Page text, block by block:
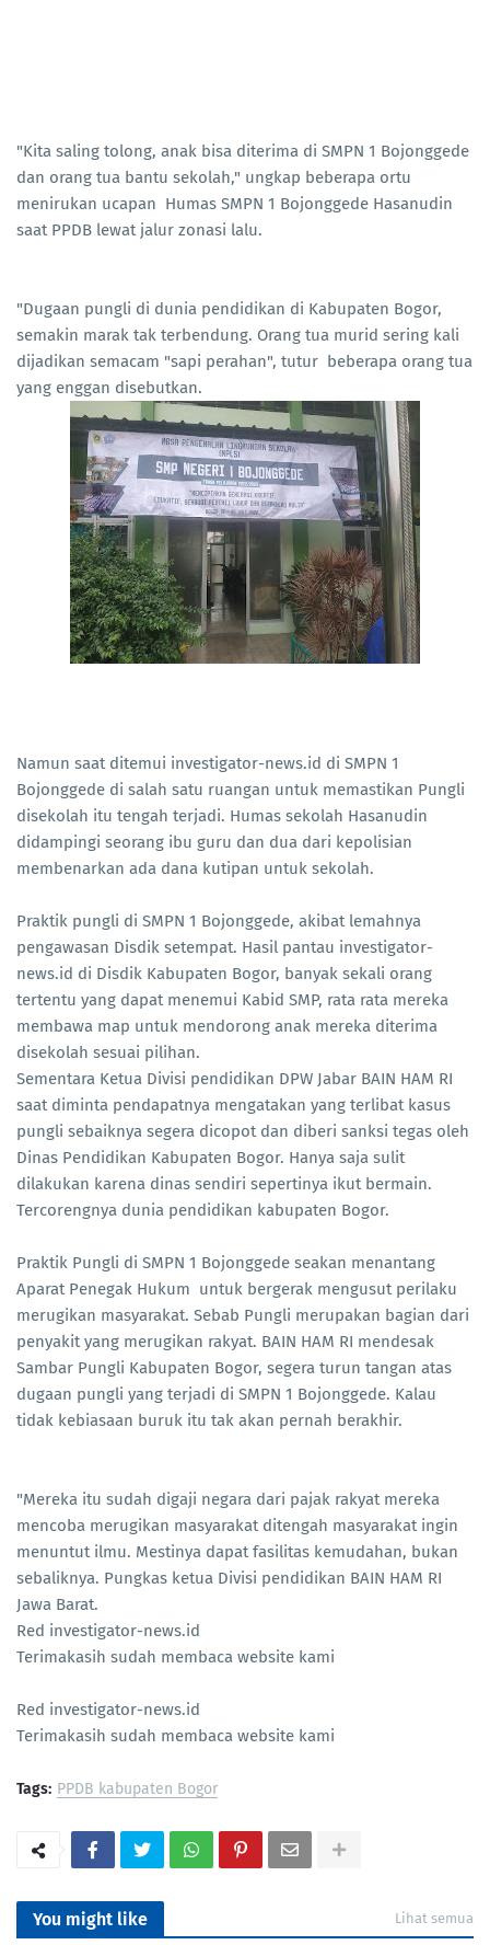
"Kita saling tolong, anak bisa diterima di SMPN 1 Bojonggede
dan orang tua bantu sekolah," ungkap beberapa ortu
menirukan ucapan Humas SMPN 1 Bojonggede Hasanudin
saat PPDB lewat jalur zonasi lalu.
"Dugaan pungli di dunia pendidikan di Kabupaten Bogor,
semakin marak tak terbendung. Orang tua murid sering kali
dijadikan semacam "sapi perahan", tutur beberapa orang tua
yang enggan disebutkan.
Namun saat ditemui investigator-news.id di SMPN 1
Bojonggede di salah satu ruangan untuk memastikan Pungli
disekolah itu tengah terjadi. Humas sekolah Hasanudin
didampingi seorang ibu guru dan dua dari kepolisian
membenarkan ada dana kutipan untuk sekolah.
Praktik pungli di SMPN 1 Bojonggede, akibat lemahnya
pengawasan Disdik setempat. Hasil pantau investigator-
news.id di Disdik Kabupaten Bogor, banyak sekali orang
tertentu yang dapat menemui Kabid SMP, rata rata mereka
membawa map untuk mendorong anak mereka diterima
disekolah sesuai pilihan.
Sementara Ketua Divisi pendidikan DPW Jabar BAIN HAM RI
saat diminta pendapatnya mengatakan yang terlibat kasus
pungli sebaiknya segera dicopot dan diberi sanksi tegas oleh
Dinas Pendidikan Kabupaten Bogor. Hanya saja sulit
dilakukan karena dinas sendiri sepertinya ikut bermain.
Tercorengnya dunia pendidikan kabupaten Bogor.
Praktik Pungli di SMPN 1 Bojonggede seakan menantang
Aparat Penegak Hukum untuk bergerak mengusut perilaku
merugikan masyarakat. Sebab Pungli merupakan bagian dari
penyakit yang merugikan rakyat. BAIN HAM RI mendesak
Sambar Pungli Kabupaten Bogor, segera turun tangan atas
dugaan pungli yang terjadi di SMPN 1 Bojonggede. Kalau
tidak kebiasaan buruk itu tak akan pernah berakhir.
"Mereka itu sudah digaji negara dari pajak rakyat mereka
mencoba merugikan masyarakat ditengah masyarakat ingin
menuntut ilmu. Mestinya dapat fasilitas kemudahan, bukan
sebaliknya. Pungkas ketua Divisi pendidikan BAIN HAM RI
Jawa Barat.
Red investigator-news.id
Terimakasih sudah membaca website kami
Red investigator-news.id
Terimakasih sudah membaca website kami
Tags: PPDB kabupaten Bogor
You might like Lihat semua